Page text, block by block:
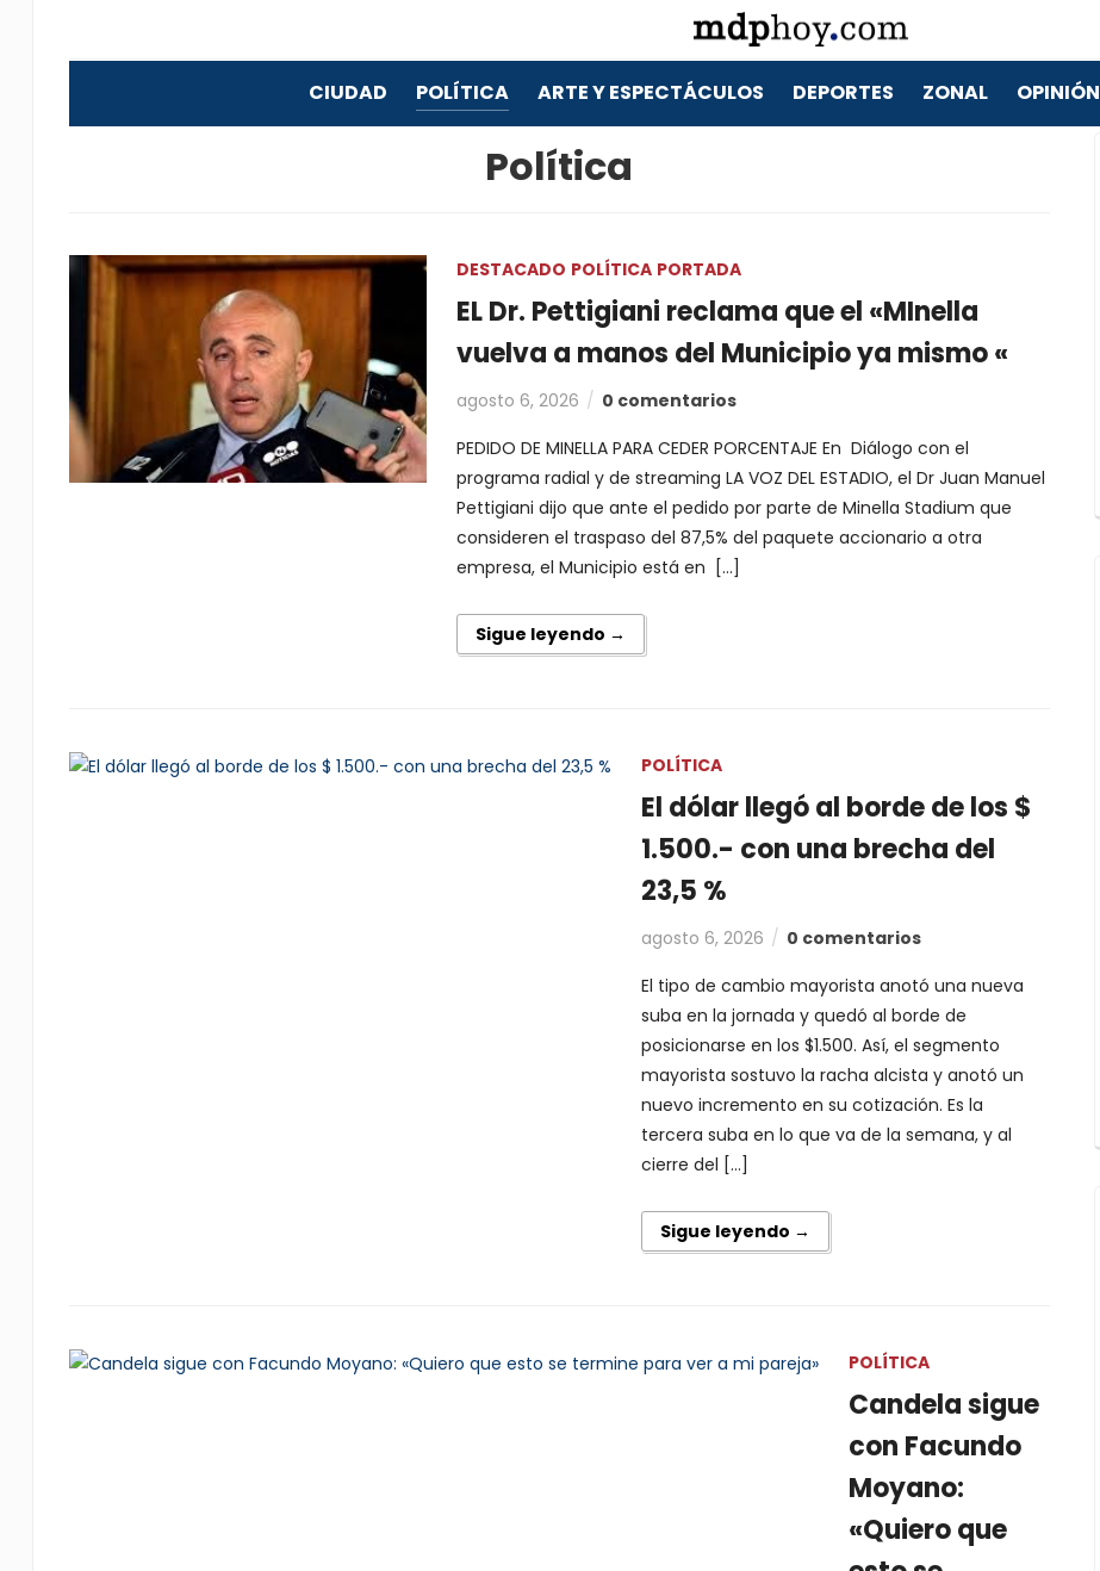
CIUDAD POLÍTICA ARTE Y ESPECTÁCULOS DEPORTES ZONAL OPINIÓN
Política
DESTACADO POLÍTICA PORTADA
EL Dr. Pettigiani reclama que el «MInella
vuelva a manos del Municipio ya mismo «
agosto 6, 2026
0 comentarios
PEDIDO DE MINELLA PARA CEDER PORCENTAJE En Diálogo con el
programa radial y de streaming LA VOZ DEL ESTADIO, el Dr Juan Manuel
Pettigiani dijo que ante el pedido por parte de Minella Stadium que
consideren el traspaso del 87,5% del paquete accionario a otra
empresa, el Municipio está en […]
Sigue leyendo →
POLÍTICA
El dólar llegó al borde de los $
1.500.- con una brecha del
23,5 %
agosto 6, 2026
0 comentarios
El tipo de cambio mayorista anotó una nueva
suba en la jornada y quedó al borde de
posicionarse en los $1.500. Así, el segmento
mayorista sostuvo la racha alcista y anotó un
nuevo incremento en su cotización. Es la
tercera suba en lo que va de la semana, y al
cierre del […]
Sigue leyendo →
POLÍTICA
Candela sigue
con Facundo
Moyano:
«Quiero que